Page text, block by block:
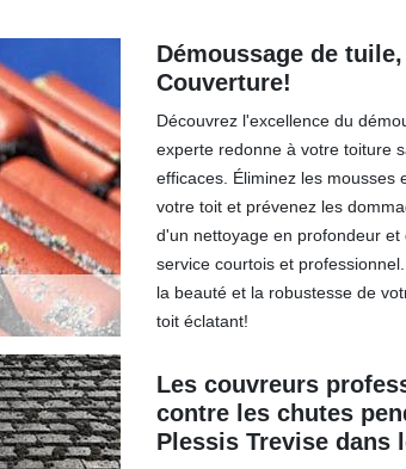
Démoussage de
Couverture!
Découvrez l'excellence du
experte redonne à votre toiture
efficaces. Éliminez les mousses
votre toit et prévenez les
d'un nettoyage en profondeur
service courtois et
la beauté et la robustesse de
toit éclatant!
Les couvreurs
contre les chutes
Plessis Trevise dans